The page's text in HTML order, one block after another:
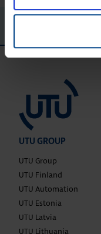
UTU GROUP
UTU Group
UTU Finland
UTU Automation
UTU Estonia
UTU Latvia
UTU Lithuania